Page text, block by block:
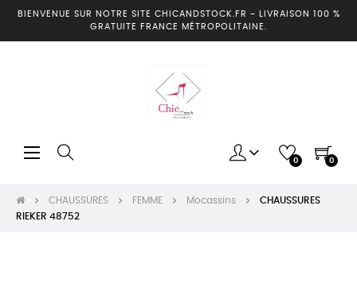
BIENVENUE SUR NOTRE SITE CHICANDSTOCK.FR -
LIVRAISON 100 %
GRATUITE FRANCE MÉTROPOLITAINE.
Basculer
☰ 0 0
CHAUSSURES FEMME Mocassins
CHAUSSURES
RIEKER 48752